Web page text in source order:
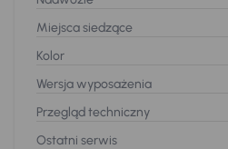
Miejsca siedzące
Kolor
Wersja wyposażenia
Przegląd techniczny
Ostatni serwis